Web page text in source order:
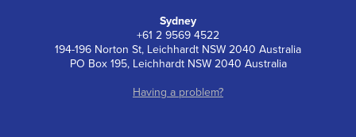
Sydney
+61 2 9569 4522
194-196 Norton St, Leichhardt NSW 2040 Australia
PO Box 195, Leichhardt NSW 2040 Australia
Having a problem?